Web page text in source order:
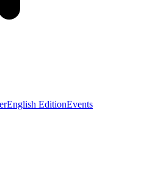
English EditionEvents